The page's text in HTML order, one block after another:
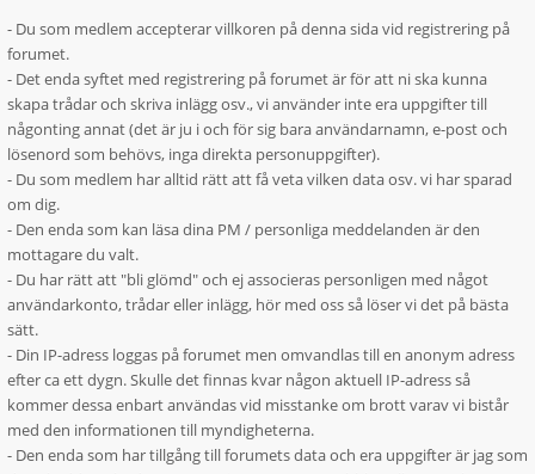
- Du som medlem accepterar villkoren på denna sida vid registrering på
forumet.
- Det enda syftet med registrering på forumet är för att ni ska kunna
skapa trådar och skriva inlägg osv., vi använder inte era uppgifter till
någonting annat (det är ju i och för sig bara användarnamn, e-post och
lösenord som behövs, inga direkta personuppgifter).
- Du som medlem har alltid rätt att få veta vilken data osv. vi har sparad
om dig.
- Den enda som kan läsa dina PM / personliga meddelanden är den
mottagare du valt.
- Du har rätt att "bli glömd" och ej associeras personligen med något
användarkonto, trådar eller inlägg, hör med oss så löser vi det på bästa
sätt.
- Din IP-adress loggas på forumet men omvandlas till en anonym adress
efter ca ett dygn. Skulle det finnas kvar någon aktuell IP-adress så
kommer dessa enbart användas vid misstanke om brott varav vi bistår
med den informationen till myndigheterna.
- Den enda som har tillgång till forumets data och era uppgifter är jag som